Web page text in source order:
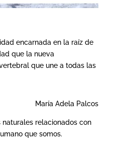
encarnada en la raíz de
que la nueva
que une a todas las
María Adela Palcos
relacionados con
que somos.